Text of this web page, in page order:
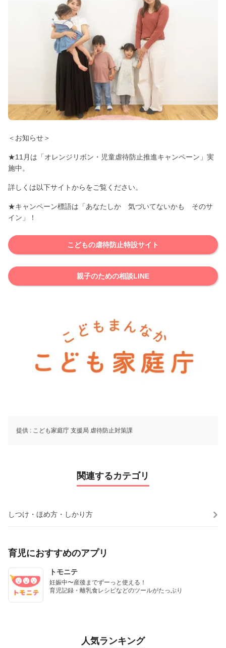
＜お知らせ＞
★11月は「オレンジリボン・児童虐待防止推進キャンペーン」実
施中。
詳しくは以下サイトからをご覧ください。
★キャンペーン標語は「あなたしか 気づいてないかも そのサ
イン」！
こどもの虐待防止特設サイト
親子のための相談LINE
提供 : こども家庭庁 支援局 虐待防止対策課
関連するカテゴリ
しつけ・ほめ方・しかり方
育児におすすめのアプリ
トモニテ
妊娠中〜産後までずーっと使える！
育児記録・離乳食レシピなどのツールがたっぷり
人気ランキング